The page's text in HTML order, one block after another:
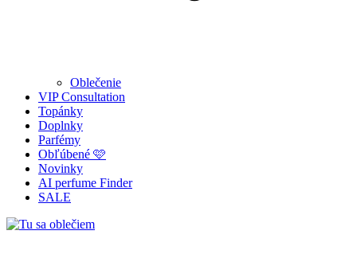
Oblečenie
VIP Consultation
Topánky
Doplnky
Parfémy
Obľúbené 🩷
Novinky
AI perfume Finder
SALE